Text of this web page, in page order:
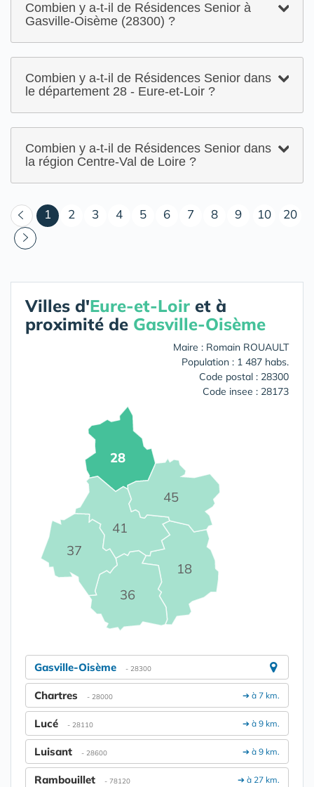
Combien y a-t-il de Résidences Senior à
Gasville-Oisème (28300) ?
Combien y a-t-il de Résidences Senior dans
le département 28 - Eure-et-Loir ?
Combien y a-t-il de Résidences Senior dans
la région Centre-Val de Loire ?
1 (courant)
2 3 4 5 6 7 8 9 10 20
Villes d'Eure-et-Loir et à
proximité de Gasville-Oisème
Maire : Romain ROUAULT
Population : 1 487 habs.
Code postal : 28300
Code insee : 28173
18
28
36
37
41
45
Gasville-Oisème - 28300
➔ à 7 km.
Chartres - 28000
➔ à 9 km.
Lucé - 28110
➔ à 9 km.
Luisant - 28600
➔ à 27 km.
Rambouillet - 78120